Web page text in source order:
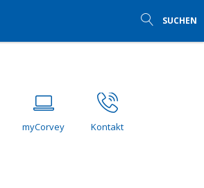
SUCHEN
myCorvey Kontakt